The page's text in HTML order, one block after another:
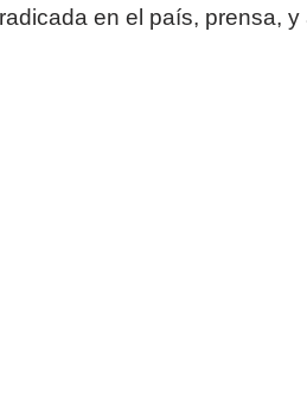
en el país, prensa,